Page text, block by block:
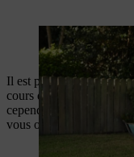
Le comblement avec
nivellement de la
Il est possible qu’il faille
cours de l’été jusqu’à
cependant d’éviter un
vous obtiendrez une